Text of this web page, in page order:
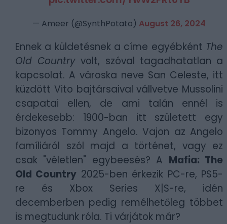
— Ameer (@SynthPotato) August 26, 2024
Ennek a küldetésnek a címe egyébként The
Old Country volt, szóval tagadhatatlan a
kapcsolat. A városka neve San Celeste, itt
küzdött Vito bajtársaival vállvetve Mussolini
csapatai ellen, de ami talán ennél is
érdekesebb: 1900-ban itt született egy
bizonyos Tommy Angelo. Vajon az Angelo
famíliáról szól majd a történet, vagy ez
csak "véletlen" egybeesés? A Mafia: The
Old Country 2025-ben érkezik PC-re, PS5-
re és Xbox Series X|S-re, idén
decemberben pedig remélhetőleg többet
is megtudunk róla. Ti várjátok már?